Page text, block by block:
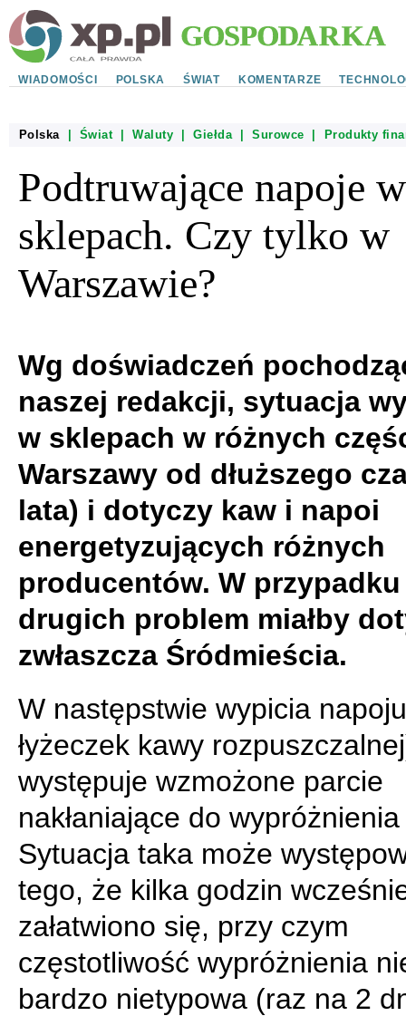
WIADOMOŚCI POLSKA ŚWIAT KOMENTARZE
Polska| Świat|Waluty |Giełda|Surowce Produkty
Podtruwające napoje w
sklepach. Czy tylko w
Warszawie?
Wg doświadczeń
naszej redakcji, sytuacja
w sklepach w różnych
Warszawy od dłuższego
lata) i dotyczy kaw i napoi
energetyzujących różnych
producentów. W
drugich problem miałby
zwłaszcza Śródmieścia.
W następstwie wypicia
łyżeczek kawy
występuje wzmożone parcie
nakłaniające do
Sytuacja taka może
tego, że kilka godzin
załatwiono się, przy czym
częstotliwość wypróżnienia
bardzo nietypowa (raz na 2